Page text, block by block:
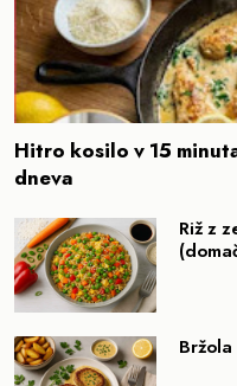
Hitro kosilo v 15
dneva
Riž z